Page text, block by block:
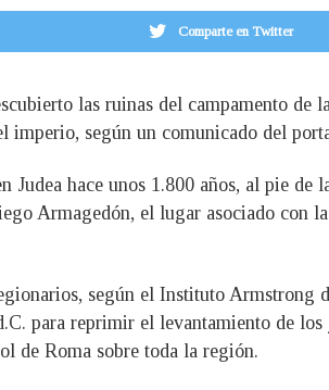
Comparte en Twitter
las ruinas del campamento de
imperio, según un comunicado del
Judea hace unos 1.800 años, al pie
Armagedón, el lugar asociado con
según el Instituto
para reprimir el levantamiento de
de Roma sobre toda la región.